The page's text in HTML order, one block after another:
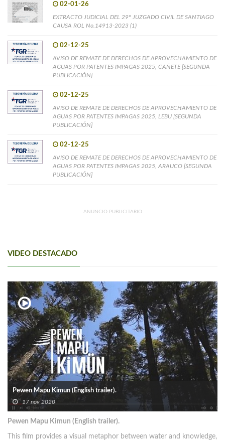
02-01-26
EXTRACTO JUDICIAL DEL 29° JUZGADO CIVIL DE SANTIAGO
CAUSA ROL No.14913-2023 (1)
02-12-25
AVISO DE REMATE DE DERECHOS DE APROVECHAMIENTO DE
AGUAS POR PATENTES IMPAGAS 2025, CAÑETE [SEGUNDA
PUBLICACIÓN]
02-12-25
AVISO DE REMATE DE DERECHOS DE APROVECHAMIENTO DE
AGUAS POR PATENTES IMPAGAS 2025, LEBU [SEGUNDA
PUBLICACIÓN]
02-12-25
AVISO DE REMATE DE DERECHOS DE APROVECHAMIENTO DE
AGUAS POR PATENTES IMPAGAS 2025, ARAUCO [SEGUNDA
PUBLICACIÓN]
ANUNCIO PUBLICITARIO
VIDEO DESTACADO
Pewen Mapu Kimun (English trailer).
17 nov 2020
Pewen Mapu Kimun (English trailer).
This film provides a visual metaphor between water and knowledge,